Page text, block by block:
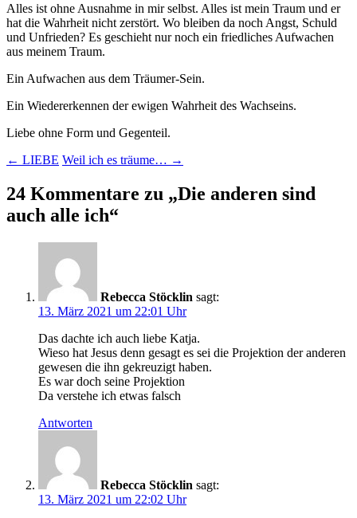
Alles ist ohne Ausnahme in mir selbst. Alles ist mein Traum und er
hat die Wahrheit nicht zerstört. Wo bleiben da noch Angst, Schuld
und Unfrieden? Es geschieht nur noch ein friedliches Aufwachen
aus meinem Traum.
Ein Aufwachen aus dem Träumer-Sein.
Ein Wiedererkennen der ewigen Wahrheit des Wachseins.
Liebe ohne Form und Gegenteil.
Beitragsnavigation
← LIEBE Weil ich es träume… →
24 Kommentare zu „Die anderen sind
auch alle ich“
Rebecca Stöcklin sagt:
13. März 2021 um 22:01 Uhr
Das dachte ich auch liebe Katja.
Wieso hat Jesus denn gesagt es sei die Projektion der anderen
gewesen die ihn gekreuzigt haben.
Es war doch seine Projektion
Da verstehe ich etwas falsch
Antworten
Rebecca Stöcklin sagt:
13. März 2021 um 22:02 Uhr